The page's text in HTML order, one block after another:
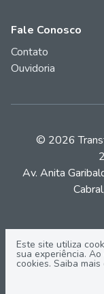
Fale Conosco
Contato
Ouvidoria
© 2026
Av. Anita
Este site utiliza
sua experiência.
cookies. Saiba mais